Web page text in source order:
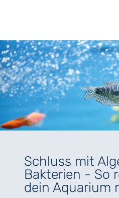
Schluss mit
Bakterien - So
dein Aquarium